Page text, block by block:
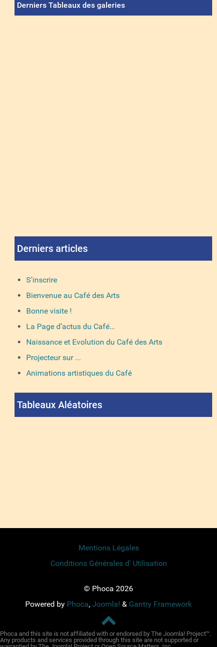
Derniers Tableaux des galeries
Derniers articles
S'inscrire
Bienvenue au Café des Arts
Bonne visite !
La Page d’actus du Café…
Naissance et Evolution du Café des Arts
Projecteur sur ...
Animations artistiques du Café
Tableaux Aléatoires
Mentions Légales
Conditions Générales d' Utilisation
© Phoca 2026
Powered by Phoca, Joomla! & Gantry Framework
Phoca and this site is not affiliated with or endorsed by The Joomla! Project™.
Any products and services provided through this site are not supported or